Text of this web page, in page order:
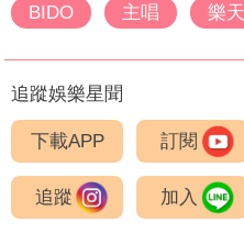
BIDO 主唱 樂
追蹤娛樂星聞
下載APP 訂閱
追蹤 加入